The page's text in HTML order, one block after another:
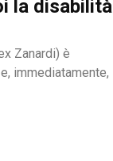
la disabilità
Zanardi) è
immediatamente,